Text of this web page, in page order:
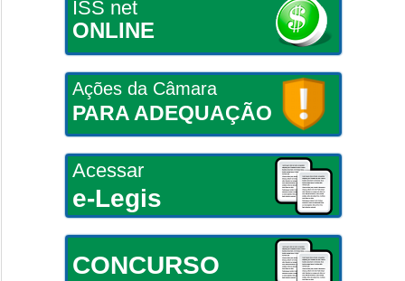
ISS net
ONLINE
Ações da Câmara
PARA ADEQUAÇÃO
Acessar
e-Legis
CONCURSO